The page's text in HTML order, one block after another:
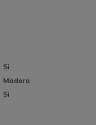
Si
Madera
Si